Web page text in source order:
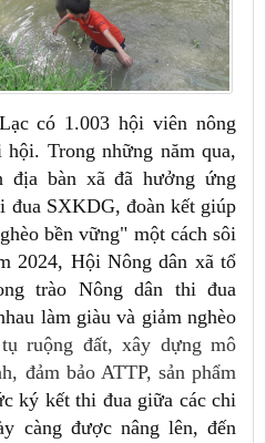
có 1.003 hội viên nông
Trong những năm qua,
địa bàn xã đã hưởng ứng
đua SXKDG, đoàn kết giúp
bền vững" một cách sôi
2024, Hội Nông dân xã tổ
trào Nông dân thi đua
làm giàu và giảm nghèo
ruộng đất, xây dựng mô
đảm bảo ATTP, sản phẩm
ký kết thi đua giữa các chi
càng được nâng lên, đến